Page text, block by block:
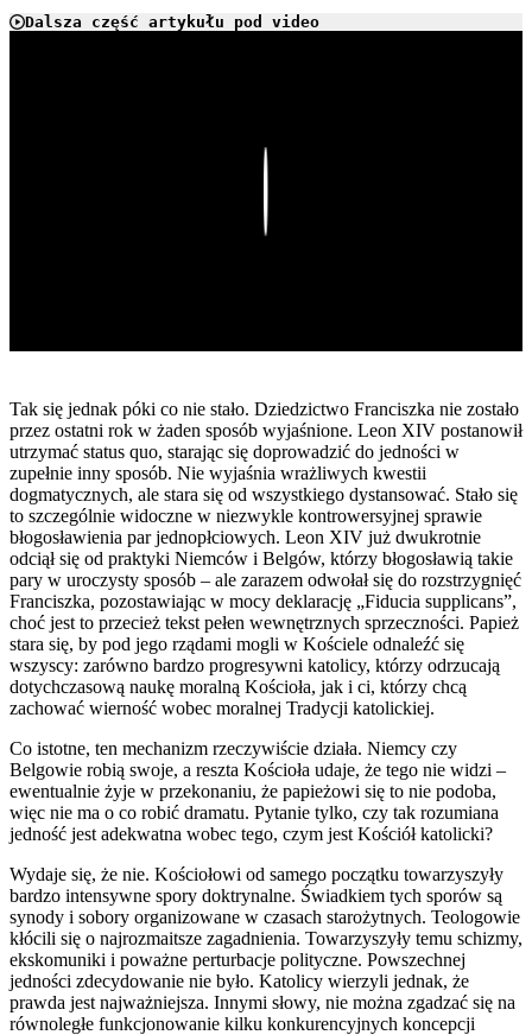
Dalsza część artykułu pod video
Tak się jednak póki co nie stało. Dziedzictwo Franciszka nie zostało
przez ostatni rok w żaden sposób wyjaśnione. Leon XIV postanowił
utrzymać status quo, starając się doprowadzić do jedności w
zupełnie inny sposób. Nie wyjaśnia wrażliwych kwestii
dogmatycznych, ale stara się od wszystkiego dystansować. Stało się
to szczególnie widoczne w niezwykle kontrowersyjnej sprawie
błogosławienia par jednopłciowych. Leon XIV już dwukrotnie
odciął się od praktyki Niemców i Belgów, którzy błogosławią takie
pary w uroczysty sposób – ale zarazem odwołał się do rozstrzygnięć
Franciszka, pozostawiając w mocy deklarację „Fiducia supplicans”,
choć jest to przecież tekst pełen wewnętrznych sprzeczności. Papież
stara się, by pod jego rządami mogli w Kościele odnaleźć się
wszyscy: zarówno bardzo progresywni katolicy, którzy odrzucają
dotychczasową naukę moralną Kościoła, jak i ci, którzy chcą
zachować wierność wobec moralnej Tradycji katolickiej.
Co istotne, ten mechanizm rzeczywiście działa. Niemcy czy
Belgowie robią swoje, a reszta Kościoła udaje, że tego nie widzi –
ewentualnie żyje w przekonaniu, że papieżowi się to nie podoba,
więc nie ma o co robić dramatu. Pytanie tylko, czy tak rozumiana
jedność jest adekwatna wobec tego, czym jest Kościół katolicki?
Wydaje się, że nie. Kościołowi od samego początku towarzyszyły
bardzo intensywne spory doktrynalne. Świadkiem tych sporów są
synody i sobory organizowane w czasach starożytnych. Teologowie
kłócili się o najrozmaitsze zagadnienia. Towarzyszyły temu schizmy,
ekskomuniki i poważne perturbacje polityczne. Powszechnej
jedności zdecydowanie nie było. Katolicy wierzyli jednak, że
prawda jest najważniejsza. Innymi słowy, nie można zgadzać się na
równoległe funkcjonowanie kilku konkurencyjnych koncepcji